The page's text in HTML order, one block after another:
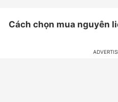
Cách chọn mua nguyên